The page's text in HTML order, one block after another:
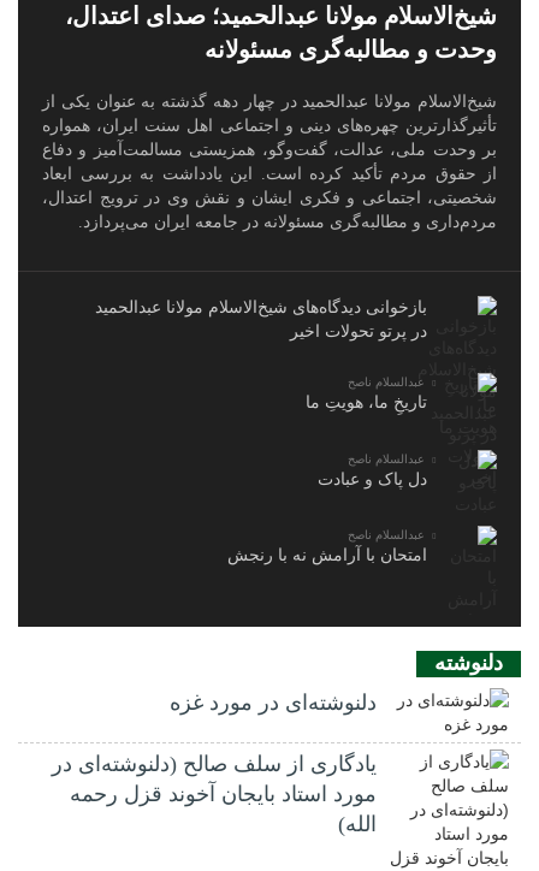
شیخ‌الاسلام مولانا عبدالحمید؛ صدای اعتدال،
وحدت و مطالبه‌گری مسئولانه
شیخ‌الاسلام مولانا عبدالحمید در چهار دهه گذشته به عنوان یکی از
تأثیرگذارترین چهره‌های دینی و اجتماعی اهل سنت ایران، همواره
بر وحدت ملی، عدالت، گفت‌وگو، همزیستی مسالمت‌آمیز و دفاع
از حقوق مردم تأکید کرده است. این یادداشت به بررسی ابعاد
شخصیتی، اجتماعی و فکری ایشان و نقش وی در ترویج اعتدال،
مردم‌داری و مطالبه‌گری مسئولانه در جامعه ایران می‌پردازد.
بازخوانی دیدگاه‌های شیخ‌الاسلام مولانا عبدالحمید
در پرتو تحولات اخیر
عبدالسلام ناصح
تاریخِ ما، هویتِ ما
عبدالسلام ناصح
دل پاک و عبادت
عبدالسلام ناصح
امتحان با آرامش نه با رنجش
دلنوشته
دلنوشته‌ای در مورد غزه
یادگاری از سلف صالح (دلنوشته‌ای در
مورد استاد بایجان آخوند قزل رحمه
الله)